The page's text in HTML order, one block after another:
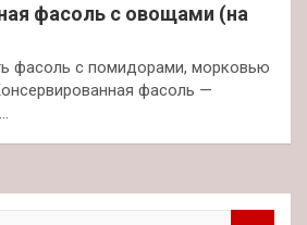
фасоль с овощами (на
фасоль с помидорами, морковью
фасоль —